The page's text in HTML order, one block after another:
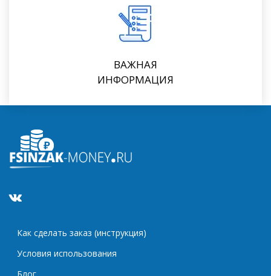
ВАЖНАЯ
ИНФОРМАЦИЯ
Как сделать заказ (инструкция)
Условия использования